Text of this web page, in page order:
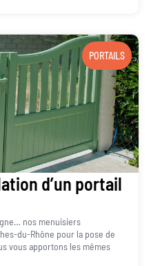
PORTAILS
d’un portail
nos menuisiers
du-Rhône pour la pose de
vous apportons les mêmes